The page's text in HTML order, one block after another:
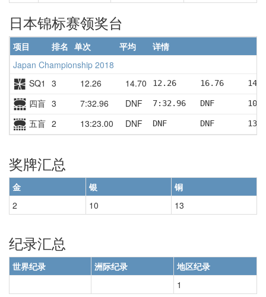
日本锦标赛领奖台
项目 排名 单次 平均
详情
Japan Championship 2018
SQ1
3 12.26 14.70 12.26     16.76
四盲 3 7:32.96 DNF 7:32.96   DNF
五盲 2 13:23.00 DNF DNF       DNF
奖牌汇总
金 银
铜
2
10 13
纪录汇总
世界纪录 洲际纪录
地区纪录
1